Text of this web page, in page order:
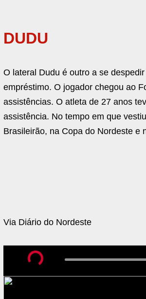
DUDU
O lateral Dudu é outro a se
empréstimo. O jogador chegou ao
assistências. O atleta de 27 anos
assistência. No tempo em que
Brasileirão, na Copa do Nordeste e
Via Diário do Nordeste